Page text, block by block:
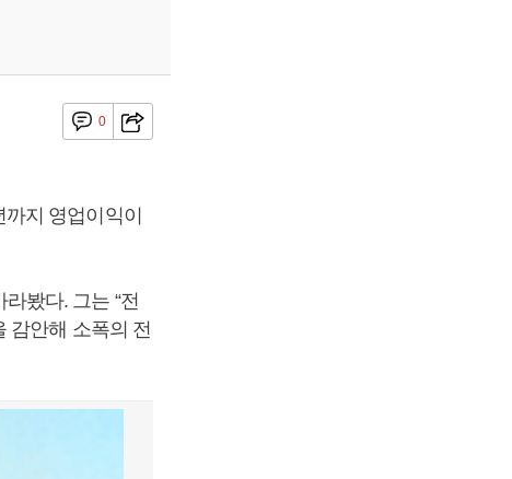
0
지 영업이익이
봤다. 그는 “전
감안해 소폭의 전